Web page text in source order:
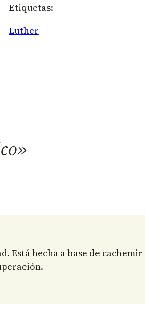
Etiquetas:
Luther
Está hecha a base de